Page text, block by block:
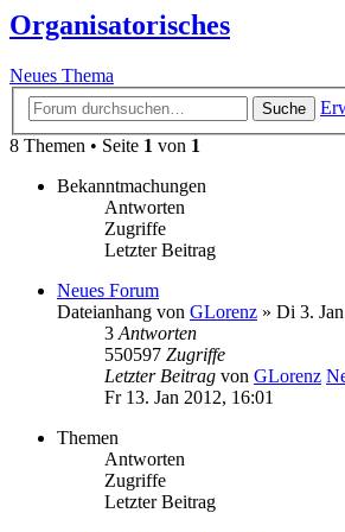
Organisatorisches
Neues Thema
Suche
8 Themen • Seite 1 von 1
Bekanntmachungen
Antworten
Zugriffe
Letzter Beitrag
Neues Forum
Dateianhang von GLorenz » Di 3.
3 Antworten
550597 Zugriffe
Letzter Beitrag von GLorenz
Fr 13. Jan 2012, 16:01
Themen
Antworten
Zugriffe
Letzter Beitrag